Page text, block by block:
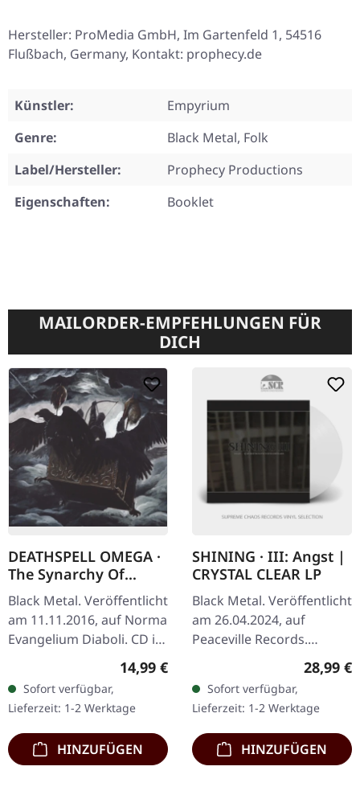
Hersteller: ProMedia GmbH, Im Gartenfeld 1, 54516
Flußbach, Germany, Kontakt: prophecy.de
Künstler:
Empyrium
Genre:
Black Metal, Folk
Label/Hersteller:
Prophecy Productions
Eigenschaften:
Booklet
MAILORDER-EMPFEHLUNGEN FÜR
DICH
DEATHSPELL OMEGA ·
The Synarchy Of
Molten Bones |
DIGIPAK CD
Black Metal. Veröffentlicht
am 11.11.2016, auf Norma
Evangelium Diaboli. CD im
Digipak. Deathspell
Omega kehren mit „The
Synarchy Of Molten
Bones"…
Regulärer Preis:
14,99 €
Sofort verfügbar,
Lieferzeit: 1-2 Werktage
HINZUFÜGEN
SHINING · III: Angst |
CRYSTAL CLEAR LP
Black Metal. Veröffentlicht
am 26.04.2024, auf
Peaceville Records.
Kristallklares Vinyl,
Jubiläumsausgabe "III:
Angst" von Shining bietet
eine…
28,99 €
Sofort verfügbar,
Lieferzeit: 1-2 Werktage
HINZUFÜGEN